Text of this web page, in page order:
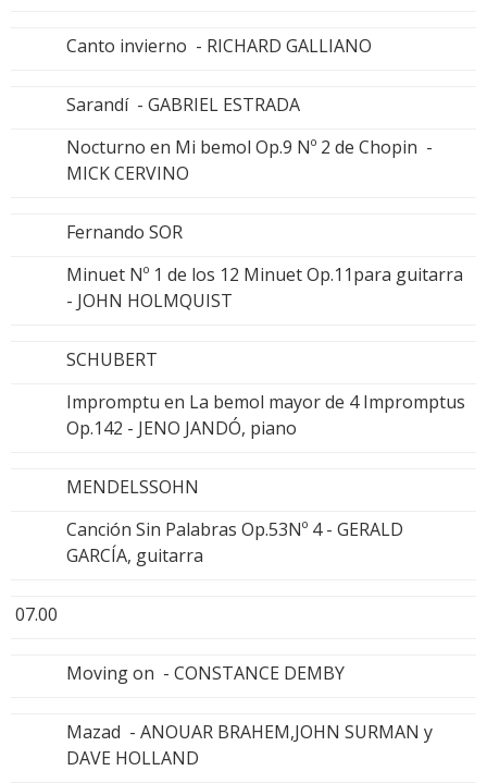
Canto invierno - RICHARD GALLIANO
Sarandí - GABRIEL ESTRADA
Nocturno en Mi bemol Op.9 Nº 2 de Chopin -
MICK CERVINO
Fernando SOR
Minuet Nº 1 de los 12 Minuet Op.11para guitarra
- JOHN HOLMQUIST
SCHUBERT
Impromptu en La bemol mayor de 4 Impromptus
Op.142 - JENO JANDÓ, piano
MENDELSSOHN
Canción Sin Palabras Op.53Nº 4 - GERALD
GARCÍA, guitarra
07.00
Moving on - CONSTANCE DEMBY
Mazad - ANOUAR BRAHEM,JOHN SURMAN y
DAVE HOLLAND